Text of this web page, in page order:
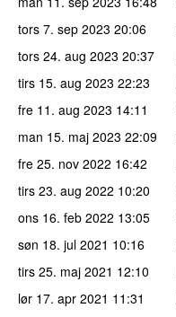
tors 7. sep 2023 20:06
tors 24. aug 2023 20:37
tirs 15. aug 2023 22:23
fre 11. aug 2023 14:11
man 15. maj 2023 22:09
fre 25. nov 2022 16:42
tirs 23. aug 2022 10:20
ons 16. feb 2022 13:05
søn 18. jul 2021 10:16
tirs 25. maj 2021 12:10
lør 17. apr 2021 11:31